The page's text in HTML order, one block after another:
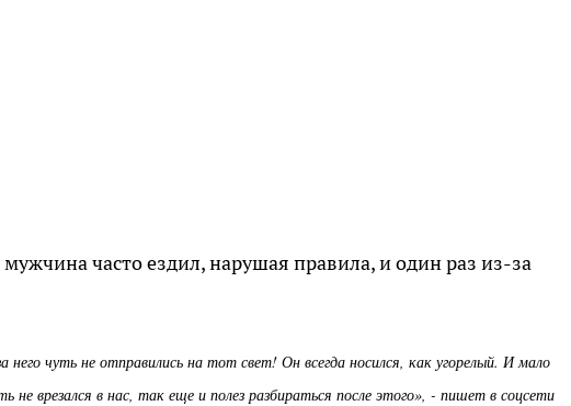
мужчина часто ездил, нарушая правила, и один раз из-за
него чуть не отправились на тот свет! Он всегда носился, как угорелый. И мало
не врезался в нас, так еще и полез разбираться после этого», - пишет в соцсети